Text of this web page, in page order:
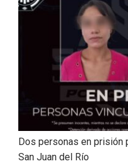
Dos personas en prisión
San Juan del Río